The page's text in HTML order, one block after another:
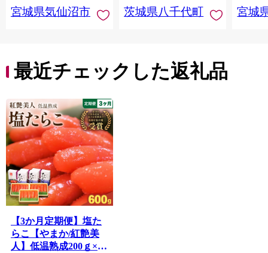
宮城県気仙沼市
茨城県八千代町
宮城
最近チェックした返礼品
【3か月定期便】塩た
らこ【やまか/紅艶美
人】低温熟成200ｇ×3